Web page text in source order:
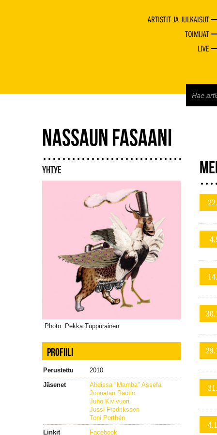
ARTISTIT JA JULKAISUT
TOIMIJAT
LIVE
NASSAUN FASAANI
YHTYE
Photo: Pekka Tuppurainen
PROFIILI
Perustettu
2010
Jäsenet
Abdissa "Mamba" Assefa
Joonatan Rautio
Juho Kivivuori
Jussi Fredriksson
Toni Porthén
Linkit
Facebook